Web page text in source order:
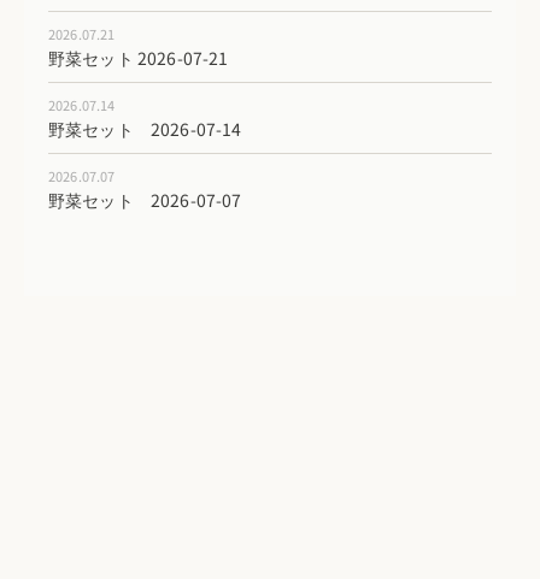
2026.07.21
野菜セット 2026-07-21
2026.07.14
野菜セット 2026-07-14
2026.07.07
野菜セット 2026-07-07